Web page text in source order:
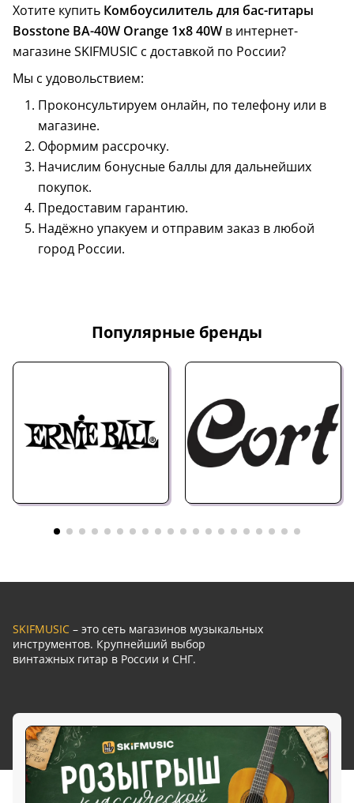
Хотите купить Комбоусилитель для бас-гитары
Bosstone BA-40W Orange 1х8 40W в интернет-
магазине SKIFMUSIC с доставкой по России?
Мы с удовольствием:
Проконсультируем онлайн, по телефону или в
магазине.
Оформим рассрочку.
Начислим бонусные баллы для дальнейших
покупок.
Предоставим гарантию.
Надёжно упакуем и отправим заказ в любой
город России.
Популярные бренды
SKIFMUSIC – это сеть магазинов музыкальных
инструментов. Крупнейший выбор
винтажных гитар в России и СНГ.